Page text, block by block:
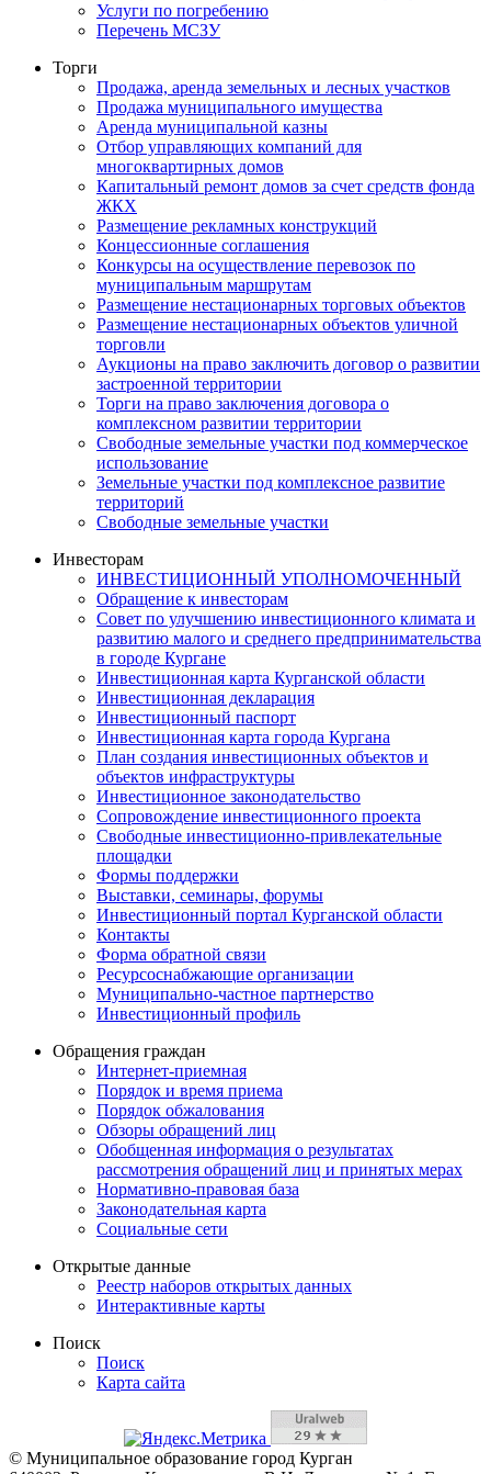
Услуги по погребению
Перечень МСЗУ
Торги
Продажа, аренда земельных и лесных участков
Продажа муниципального имущества
Аренда муниципальной казны
Отбор управляющих компаний для
многоквартирных домов
Капитальный ремонт домов за счет средств фонда
ЖКХ
Размещение рекламных конструкций
Концессионные соглашения
Конкурсы на осуществление перевозок по
муниципальным маршрутам
Размещение нестационарных торговых объектов
Размещение нестационарных объектов уличной
торговли
Аукционы на право заключить договор о развитии
застроенной территории
Торги на право заключения договора о
комплексном развитии территории
Свободные земельные участки под коммерческое
использование
Земельные участки под комплексное развитие
территорий
Свободные земельные участки
Инвесторам
ИНВЕСТИЦИОННЫЙ УПОЛНОМОЧЕННЫЙ
Обращение к инвесторам
Совет по улучшению инвестиционного климата и
развитию малого и среднего предпринимательства
в городе Кургане
Инвестиционная карта Курганской области
Инвестиционная декларация
Инвестиционный паспорт
Инвестиционная карта города Кургана
План создания инвестиционных объектов и
объектов инфраструктуры
Инвестиционное законодательство
Сопровождение инвестиционного проекта
Свободные инвестиционно-привлекательные
площадки
Формы поддержки
Выставки, семинары, форумы
Инвестиционный портал Курганской области
Контакты
Форма обратной связи
Ресурсоснабжающие организации
Муниципально-частное партнерство
Инвестиционный профиль
Обращения граждан
Интернет-приемная
Порядок и время приема
Порядок обжалования
Обзоры обращений лиц
Обобщенная информация о результатах
рассмотрения обращений лиц и принятых мерах
Нормативно-правовая база
Законодательная карта
Социальные сети
Открытые данные
Реестр наборов открытых данных
Интерактивные карты
Поиск
Поиск
Карта сайта
© Муниципальное образование город Курган